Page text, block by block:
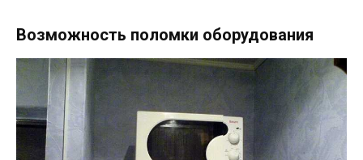
Возможность поломки оборудования